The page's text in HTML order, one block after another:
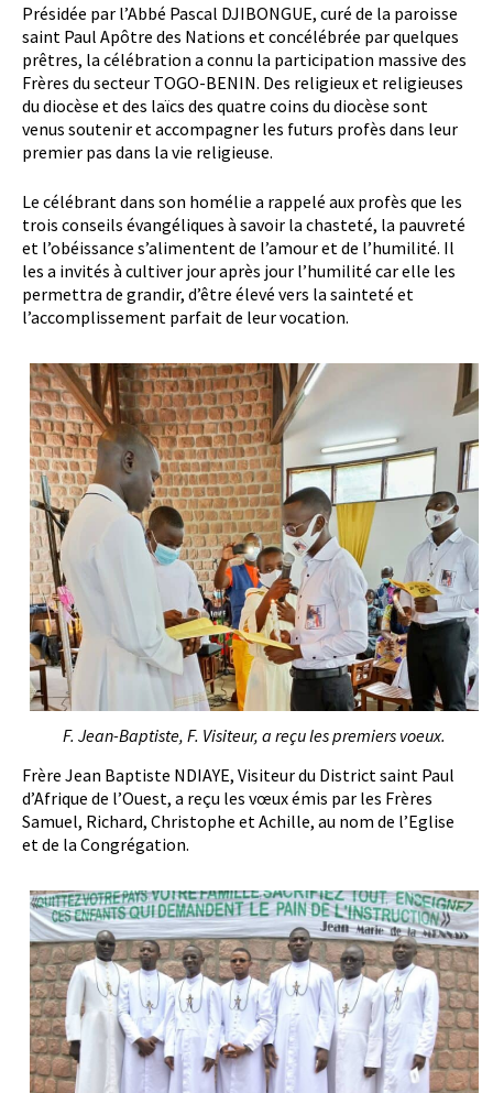
Présidée par l’Abbé Pascal DJIBONGUE, curé de la paroisse
saint Paul Apôtre des Nations et concélébrée par quelques
prêtres, la célébration a connu la participation massive des
Frères du secteur TOGO-BENIN. Des religieux et religieuses
du diocèse et des laïcs des quatre coins du diocèse sont
venus soutenir et accompagner les futurs profès dans leur
premier pas dans la vie religieuse.
Le célébrant dans son homélie a rappelé aux profès que les
trois conseils évangéliques à savoir la chasteté, la pauvreté
et l’obéissance s’alimentent de l’amour et de l’humilité. Il
les a invités à cultiver jour après jour l’humilité car elle les
permettra de grandir, d’être élevé vers la sainteté et
l’accomplissement parfait de leur vocation.
F. Jean-Baptiste, F. Visiteur, a reçu les premiers voeux.
Frère Jean Baptiste NDIAYE, Visiteur du District saint Paul
d’Afrique de l’Ouest, a reçu les vœux émis par les Frères
Samuel, Richard, Christophe et Achille, au nom de l’Eglise
et de la Congrégation.